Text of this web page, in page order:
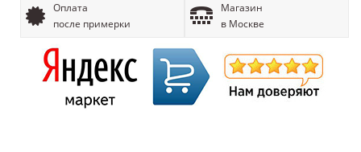
Оплата
после примерки
Магазин
в Москве